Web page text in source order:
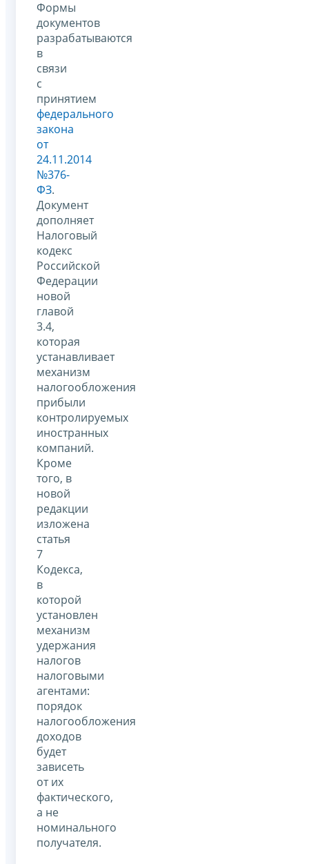
Формы
документов
разрабатываются
в
связи
с
принятием
федерального
закона
от
24.11.2014
№376-
ФЗ.
Документ
дополняет
Налоговый
кодекс
Российской
Федерации
новой
главой
3.4,
которая
устанавливает
механизм
налогообложения
прибыли
контролируемых
иностранных
компаний.
Кроме
того, в
новой
редакции
изложена
статья
7
Кодекса,
в
которой
установлен
механизм
удержания
налогов
налоговыми
агентами:
порядок
налогообложения
доходов
будет
зависеть
от их
фактического,
а не
номинального
получателя.